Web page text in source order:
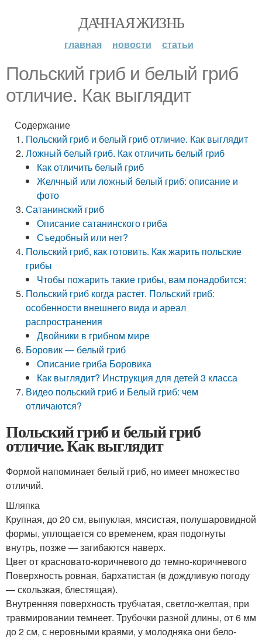
ДАЧНАЯ ЖИЗНЬ
главная новости статьи
Польский гриб и белый гриб
отличие. Как выглядит
Содержание
Польский гриб и белый гриб отличие. Как выглядит
Ложный белый гриб. Как отличить белый гриб
Как отличить белый гриб
Желчный или ложный белый гриб: описание и
фото
Сатанинский гриб
Описание сатанинского гриба
Съедобный или нет?
Польский гриб, как готовить. Как жарить польские
грибы
Чтобы пожарить такие грибы, вам понадобится:
Польский гриб когда растет. Польский гриб:
особенности внешнего вида и ареал
распространения
Двойники в грибном мире
Боровик — белый гриб
Описание гриба Боровика
Как выглядит? Инструкция для детей 3 класса
Видео польский гриб и Белый гриб: чем
отличаются?
Польский гриб и белый гриб
отличие. Как выглядит
Формой напоминает белый гриб, но имеет множество
отличий.
Шляпка
Крупная, до 20 см, выпуклая, мясистая, полушаровидной
формы, уплощается со временем, края подогнуты
внутрь, позже — загибаются наверх.
Цвет от красновато-коричневого до темно-коричневого
Поверхность ровная, бархатистая (в дождливую погоду
— скользкая, блестящая).
Внутренняя поверхность трубчатая, светло-желтая, при
травмировании темнеет. Трубочки разной длины, от 6 мм
до 2 см, с неровными краями, у молодняка они бело-